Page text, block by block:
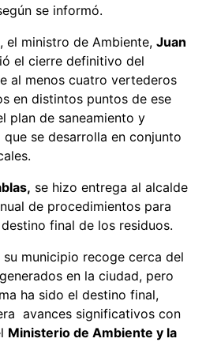
se informó.
el ministro de Ambiente, Juan
el cierre definitivo del
al menos cuatro vertederos
en distintos puntos de ese
plan de saneamiento y
se desarrolla en conjunto
se hizo entrega al alcalde
de procedimientos para
final de los residuos.
municipio recoge cerca del
en la ciudad, pero
ha sido el destino final,
avances significativos con
Ministerio de Ambiente y la